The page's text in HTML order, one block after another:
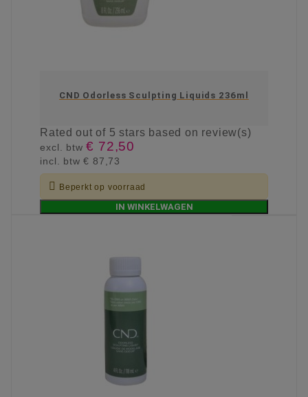
CND Odorless Sculpting Liquids 236ml
Ratedout of 5 stars based on review(s)
excl. btw€ 72,50
incl. btw€ 87,73
 Beperkt op voorraad
IN WINKELWAGEN